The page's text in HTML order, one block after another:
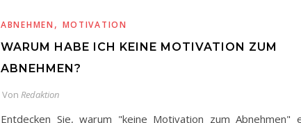
ABNEHMEN , MOTIVATION
WARUM HABE ICH KEINE MOTIVATION ZUM
ABNEHMEN?
Von Redaktion
Entdecken Sie, warum "keine Motivation zum Abnehmen"